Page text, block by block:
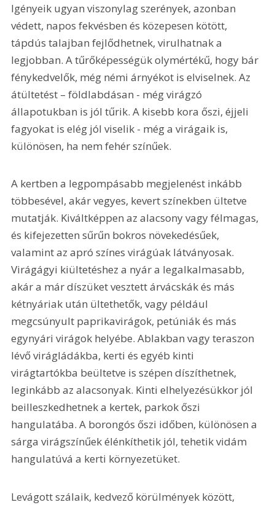
Igényeik ugyan viszonylag szerények, azonban
védett, napos fekvésben és közepesen kötött,
tápdús talajban fejlődhetnek, virulhatnak a
legjobban. A tűrőképességük olymértékű, hogy bár
fénykedvelők, még némi árnyékot is elviselnek. Az
átültetést – földlabdásan - még virágzó
állapotukban is jól tűrik. A kisebb kora őszi, éjjeli
fagyokat is elég jól viselik - még a virágaik is,
különösen, ha nem fehér színűek.
A kertben a legpompásabb megjelenést inkább
többesével, akár vegyes, kevert színekben ültetve
mutatják. Kiváltképpen az alacsony vagy félmagas,
és kifejezetten sűrűn bokros növekedésűek,
valamint az apró színes virágúak látványosak.
Virágágyi kiültetéshez a nyár a legalkalmasabb,
akár a már díszüket vesztett árvácskák és más
kétnyáriak után ültethetők, vagy például
megcsúnyult paprikavirágok, petúniák és más
egynyári virágok helyébe. Ablakban vagy teraszon
lévő virágládákba, kerti és egyéb kinti
virágtartókba beültetve is szépen díszíthetnek,
leginkább az alacsonyak. Kinti elhelyezésükkor jól
beilleszkedhetnek a kertek, parkok őszi
hangulatába. A borongós őszi időben, különösen a
sárga virágszínűek élénkíthetik jól, tehetik vidám
hangulatúvá a kerti környezetüket.
Levágott szálaik, kedvező körülmények között,